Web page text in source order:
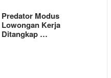
Predator Modus
Lowongan Kerja
Ditangkap …